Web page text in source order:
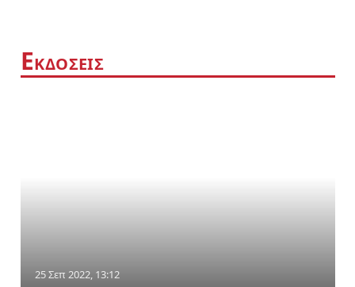
ΕΚΔΟΣΕΙΣ
25 Σεπ 2022, 13:12